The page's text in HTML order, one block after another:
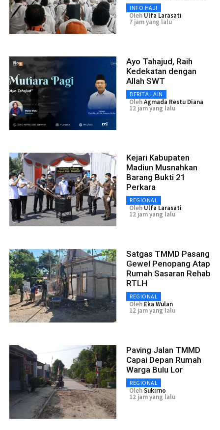
INFO HAJI
Oleh Ulfa Larasati
7 jam yang lalu
Ayo Tahajud, Raih
Kedekatan dengan
Allah SWT
BERITA LAIN
OlehAgmada Restu Diana
12 jam yang lalu
Kejari Kabupaten
Madiun Musnahkan
Barang Bukti 21
Perkara
REGIONAL
Oleh Ulfa Larasati
12 jam yang lalu
Satgas TMMD Pasang
Gewel Penopang Atap
Rumah Sasaran Rehab
RTLH
REGIONAL
Oleh Eka Wulan
12 jam yang lalu
Paving Jalan TMMD
Capai Depan Rumah
Warga Bulu Lor
REGIONAL
OlehSukirno
12 jam yang lalu